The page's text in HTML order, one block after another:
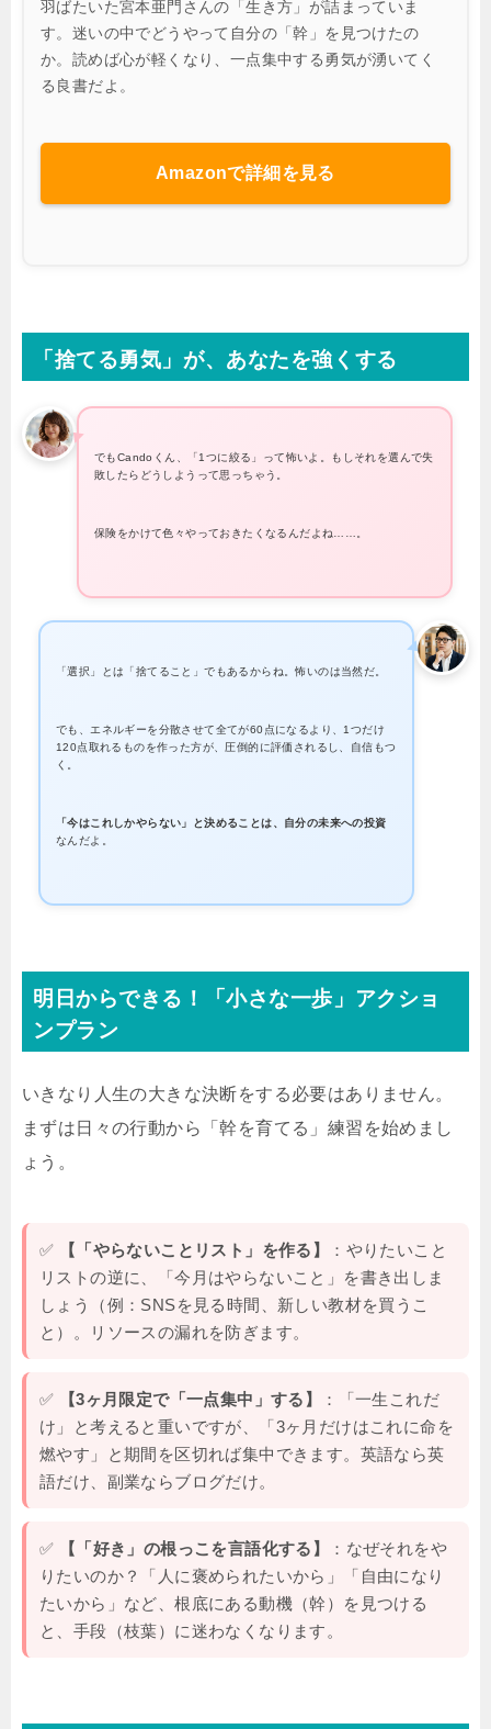
羽ばたいた宮本亜門さんの「生き方」が詰まっていま
す。迷いの中でどうやって自分の「幹」を見つけたの
か。読めば心が軽くなり、一点集中する勇気が湧いてく
る良書だよ。
Amazonで詳細を見る
「捨てる勇気」が、あなたを強くする
でもCandoくん、「1つに絞る」って怖いよ。もしそれを選んで失
敗したらどうしようって思っちゃう。
保険をかけて色々やっておきたくなるんだよね……。
「選択」とは「捨てること」でもあるからね。怖いのは当然だ。
でも、エネルギーを分散させて全てが60点になるより、1つだけ
120点取れるものを作った方が、圧倒的に評価されるし、自信もつ
く。
「今はこれしかやらない」と決めることは、自分の未来への投資
なんだよ。
明日からできる！「小さな一歩」アクショ
ンプラン
いきなり人生の大きな決断をする必要はありません。
まずは日々の行動から「幹を育てる」練習を始めまし
ょう。
✅ 【「やらないことリスト」を作る】
：やりたいこと
リストの逆に、「今月はやらないこと」を書き出しま
しょう（例：SNSを見る時間、新しい教材を買うこ
と）。リソースの漏れを防ぎます。
✅ 【3ヶ月限定で「一点集中」する】
：「一生これだ
け」と考えると重いですが、「3ヶ月だけはこれに命を
燃やす」と期間を区切れば集中できます。英語なら英
語だけ、副業ならブログだけ。
✅ 【「好き」の根っこを言語化する】
：なぜそれをや
りたいのか？「人に褒められたいから」「自由になり
たいから」など、根底にある動機（幹）を見つける
と、手段（枝葉）に迷わなくなります。